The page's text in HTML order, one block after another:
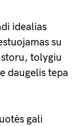
idealias
su
tolygiu
daugelis tepa
gali